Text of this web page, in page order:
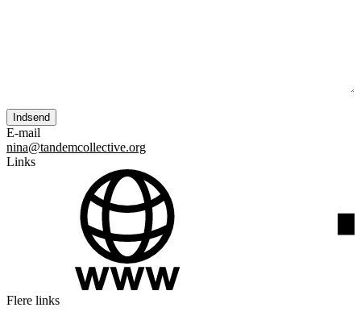
E-mail
nina@tandemcollective.org
Links
Flere links